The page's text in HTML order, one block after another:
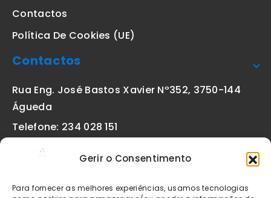
Gerir o Consentimento
Para fornecer as melhores experiências, usamos tecnologias
Contactos
Política De Cookies (UE)
Contactos
Rua Eng. José Bastos Xavier Nº352, 3750-144
Águeda
Telefone: 234 028 151
geral@etiquetas-online.pt